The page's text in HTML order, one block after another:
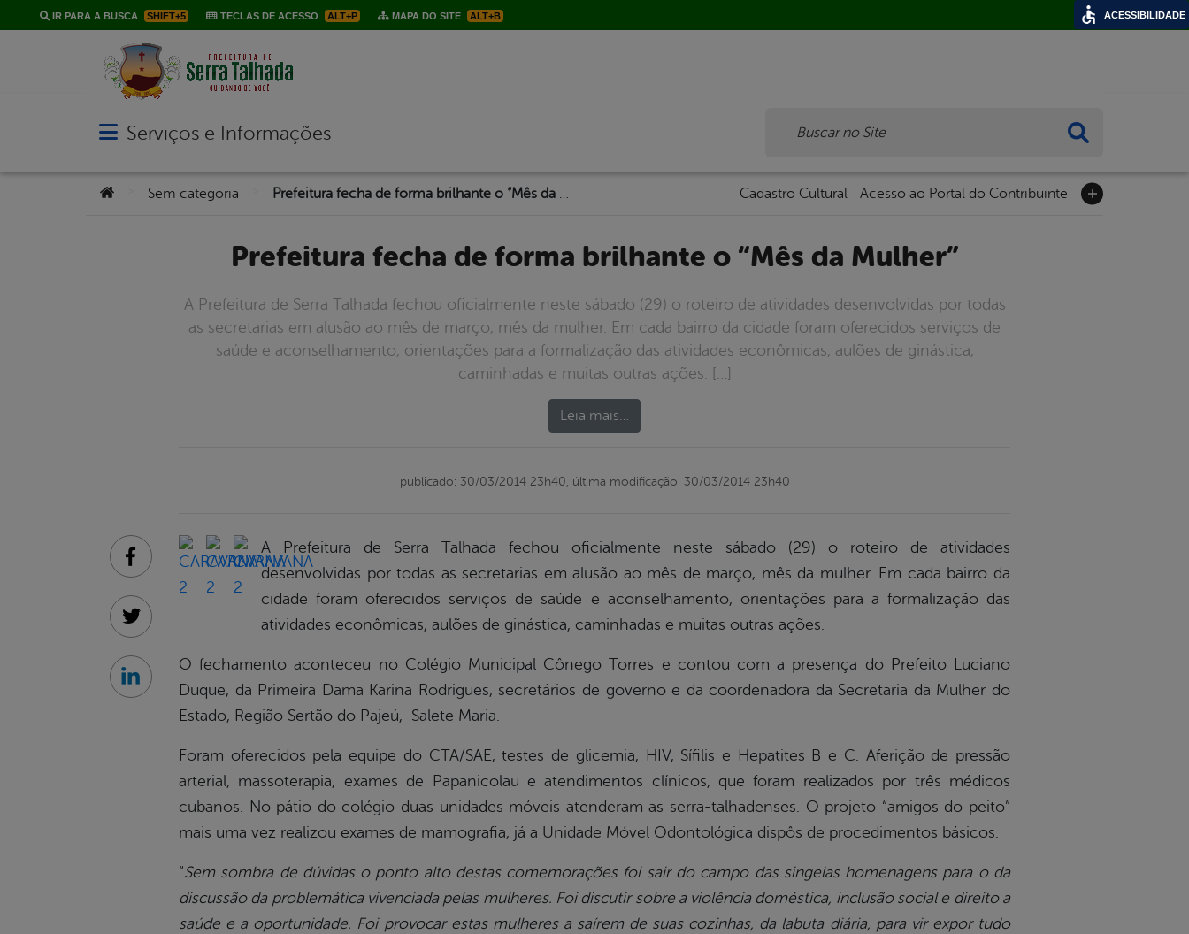
IR PARA A BUSCA SHIFT+5 TECLAS DE ACESSO ALT+P MAPA DO SITE ALT+B
Abrir menu principal de navegação
Serviços e Informações
Você está aqui:Sem categoria Cadastro Cultural Acesso ao Portal do Contribuinte
Prefeitura fecha de forma brilhante o “Mês da Mulher”
A Prefeitura de Serra Talhada fechou oficialmente neste sábado (29) o roteiro de atividades desenvolvidas por todas
as secretarias em alusão ao mês de março, mês da mulher. Em cada bairro da cidade foram oferecidos serviços de
saúde e aconselhamento, orientações para a formalização das atividades econômicas, aulões de ginástica,
caminhadas e muitas outras ações. […]
Leia mais…
publicado: 30/03/2014 23h40, última modificação: 30/03/2014 23h40
A Prefeitura de Serra Talhada fechou oficialmente neste sábado (29) o roteiro de atividades
desenvolvidas por todas as secretarias em alusão ao mês de março, mês da mulher. Em cada bairro da
cidade foram oferecidos serviços de saúde e aconselhamento, orientações para a formalização das
atividades econômicas, aulões de ginástica, caminhadas e muitas outras ações.
O fechamento aconteceu no Colégio Municipal Cônego Torres e contou com a presença do Prefeito Luciano
Duque, da Primeira Dama Karina Rodrigues, secretários de governo e da coordenadora da Secretaria da Mulher do
Estado, Região Sertão do Pajeú, Salete Maria.
Foram oferecidos pela equipe do CTA/SAE, testes de glicemia, HIV, Sífilis e Hepatites B e C. Aferição de pressão
arterial, massoterapia, exames de Papanicolau e atendimentos clínicos, que foram realizados por três médicos
cubanos. No pátio do colégio duas unidades móveis atenderam as serra-talhadenses. O projeto “amigos do peito”
mais uma vez realizou exames de mamografia, já a Unidade Móvel Odontológica dispôs de procedimentos básicos.
“Sem sombra de dúvidas o ponto alto destas comemorações foi sair do campo das singelas homenagens para o da
discussão da problemática vivenciada pelas mulheres. Foi discutir sobre a violência doméstica, inclusão social e direito a
saúde e a oportunidade. Foi provocar estas mulheres a saírem de suas cozinhas, da labuta diária, para vir expor tudo
Facebook
Twitter
Linkedin
ACESSIBILIDADE